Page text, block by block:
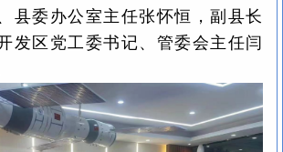
县委办公室主任张怀恒，副县长
发区党工委书记、管委会主任闫